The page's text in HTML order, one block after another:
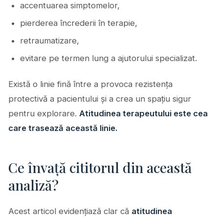
accentuarea simptomelor,
pierderea încrederii în terapie,
retraumatizare,
evitare pe termen lung a ajutorului specializat.
Există o linie fină între a provoca rezistența
protectivă a pacientului și a crea un spațiu sigur
pentru explorare. Atitudinea terapeutului este cea
care trasează această linie.
Ce învață cititorul din această
analiză?
Acest articol evidențiază clar că atitudinea